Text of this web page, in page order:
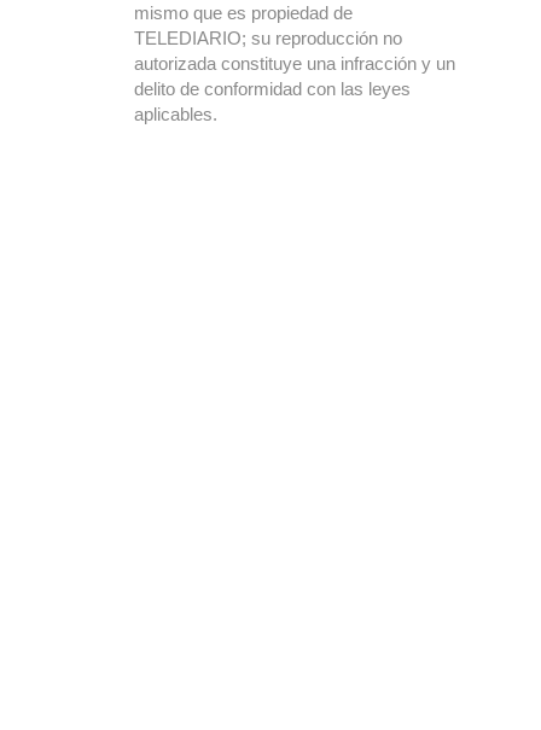
mismo que es propiedad de
TELEDIARIO; su reproducción no
autorizada constituye una infracción y un
delito de conformidad con las leyes
aplicables.